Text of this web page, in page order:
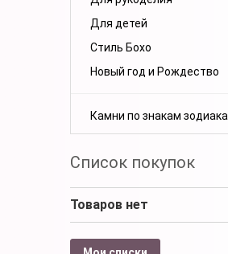
Для детей
Стиль Бохо
Новый год и Рождество
Камни по знакам зодиака
Список покупок
Товаров нет